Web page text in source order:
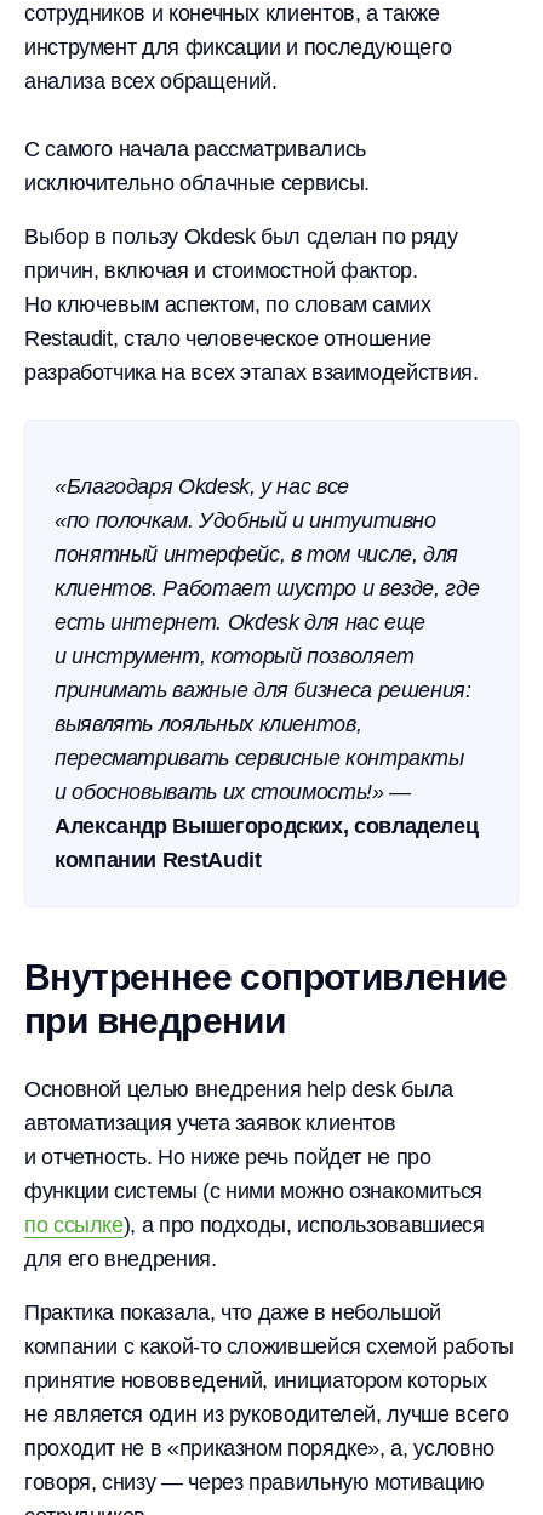
сотрудников и конечных клиентов, а также
инструмент для фиксации и последующего
анализа всех обращений.
С самого начала рассматривались
исключительно облачные сервисы.
Выбор в пользу Okdesk был сделан по ряду
причин, включая и стоимостной фактор.
Но ключевым аспектом, по словам самих
Restaudit, стало человеческое отношение
разработчика на всех этапах взаимодействия.
«Благодаря Okdesk, у нас все
«по полочкам. Удобный и интуитивно
понятный интерфейс, в том числе, для
клиентов. Работает шустро и везде, где
есть интернет. Okdesk для нас еще
и инструмент, который позволяет
принимать важные для бизнеса решения:
выявлять лояльных клиентов,
пересматривать сервисные контракты
и обосновывать их стоимость!» —
Александр Вышегородских, совладелец
компании RestAudit
Внутреннее сопротивление
при внедрении
Основной целью внедрения help desk была
автоматизация учета заявок клиентов
и отчетность. Но ниже речь пойдет не про
функции системы (с ними можно ознакомиться
по ссылке), а про подходы, использовавшиеся
для его внедрения.
Практика показала, что даже в небольшой
компании с какой-то сложившейся схемой работы
принятие нововведений, инициатором которых
не является один из руководителей, лучше всего
проходит не в «приказном порядке», а, условно
говоря, снизу — через правильную мотивацию